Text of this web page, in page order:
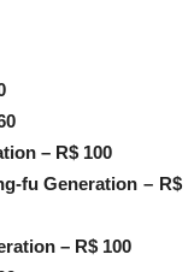
– R$ 100
fu Generation – R$
– R$ 100